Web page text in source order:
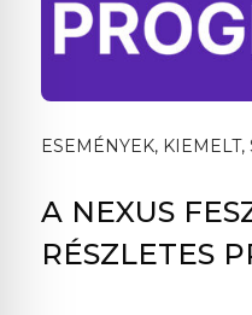
ESEMÉNYEK, KIEMELT,
A NEXUS
RÉSZLETES